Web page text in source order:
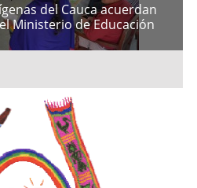
del Cauca acuerdan
Ministerio de Educación